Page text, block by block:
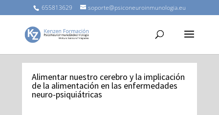
655813629 soporte@psiconeuroinmunologia.eu
Alimentar nuestro cerebro y la implicación
de la alimentación en las enfermedades
neuro-psiquiátricas